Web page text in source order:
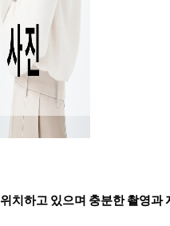
치하고 있으며 충분한 촬영과